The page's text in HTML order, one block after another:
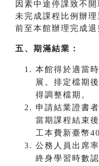
因素中途停課致不
未完成課程比例辦
前至本館辦理完成退
五、期滿結業：
本館得於適當
展。排定檔期
得調整檔期。
申請結業證書
當期課程結束
工本費新臺幣
公務人員出席
終身學習時數